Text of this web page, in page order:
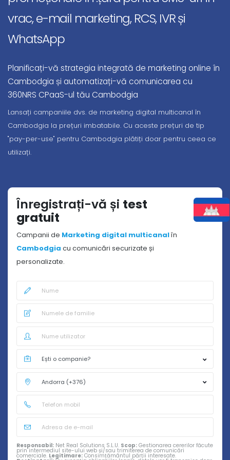
vrac, e-mail marketing, RCS, IVR și
WhatsApp
Planificați-vă strategia integrată de marketing online în
Cambodgia și automatizați-vă comunicarea cu
360NRS CPaaS-ul tău Cambodgia
Lansați campaniile dvs. de marketing digital multicanal în
Cambodgia la prețuri imbatabile. Cu aceste prețuri de tip
"pay-per-use" pentru Cambodgia plătiți doar pentru ceea ce
utilizați.
Înregistrați-vă și test
gratuit
Campanii de Marketing digital multicanalîn
Cambodgia cu comunicări securizate și
personalizate.
Responsabil: Net Real Solutions S.L.U. Scop: Gestionarea cererilor făcute
prin intermediul site-ului web și/sau trimiterea de comunicări
comerciale. Legitimare: Consimțământul părții interesate.